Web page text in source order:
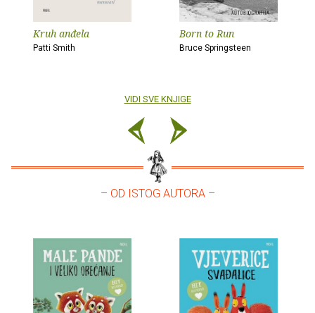
Kruh anđela
Patti Smith
Born to Run
Bruce Springsteen
VIDI SVE KNJIGE
– OD ISTOG AUTORA –